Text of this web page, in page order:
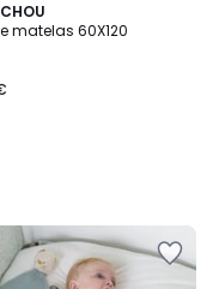
matelas 60X120